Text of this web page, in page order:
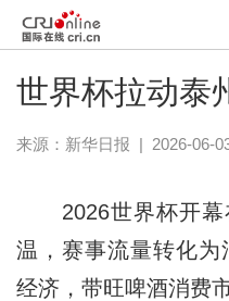
世界杯拉动泰
来源： 新华日报 | 2026-06-
2026世界杯开幕
温，赛事流量转化为
经济，带旺啤酒消费市